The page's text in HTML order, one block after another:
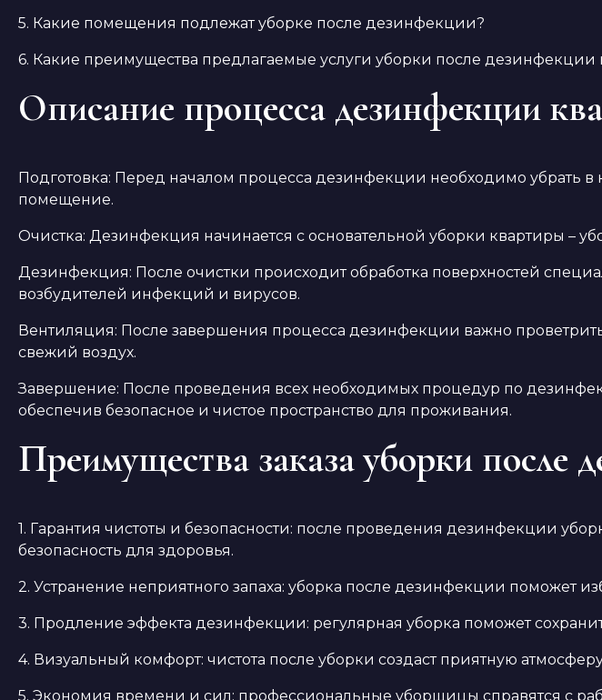
5. Какие помещения подлежат уборке после дезинфекции?
6. Какие преимущества предлагаемые услуги уборки после дезинфекции
Описание процесса дезинфекции
Подготовка: Перед началом процесса дезинфекции необходимо убрать
помещение.
Очистка: Дезинфекция начинается с основательной уборки квартиры –
Дезинфекция: После очистки происходит обработка поверхностей
возбудителей инфекций и вирусов.
Вентиляция: После завершения процесса дезинфекции важно
свежий воздух.
Завершение: После проведения всех необходимых процедур по
обеспечив безопасное и чистое пространство для проживания.
Преимущества заказа уборки после
1. Гарантия чистоты и безопасности: после проведения дезинфекции
безопасность для здоровья.
2. Устранение неприятного запаха: уборка после дезинфекции поможет
3. Продление эффекта дезинфекции: регулярная уборка поможет
4. Визуальный комфорт: чистота после уборки создаст приятную
5. Экономия времени и сил: профессиональные уборщицы справятся с